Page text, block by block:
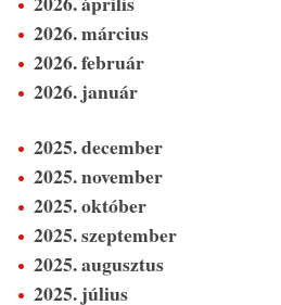
2026. március
2026. február
2026. január
2025. december
2025. november
2025. október
2025. szeptember
2025. augusztus
2025. július